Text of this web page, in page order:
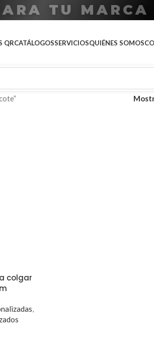
A RA T U M A R CA
QRCATÁLOGOSSERVICIOSQUIÉNES SOMOS
colgar
,